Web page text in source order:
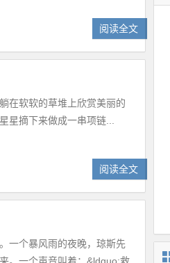
阅读全文
在软软的草堆上欣赏美丽的
星摘下来做成一串项链...
阅读全文
一个暴风雨的夜晚，琼斯先